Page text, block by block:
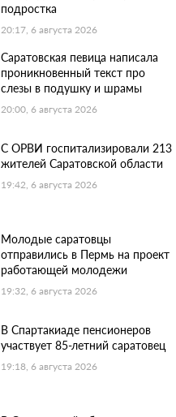
подростка
20:17, 6 августа 2026
Саратовская певица написала
проникновенный текст про
слезы в подушку и шрамы
20:00, 6 августа 2026
С ОРВИ госпитализировали 213
жителей Саратовской области
19:42, 6 августа 2026
Молодые саратовцы
отправились в Пермь на проект
работающей молодежи
19:32, 6 августа 2026
В Спартакиаде пенсионеров
участвует 85-летний саратовец
19:18, 6 августа 2026